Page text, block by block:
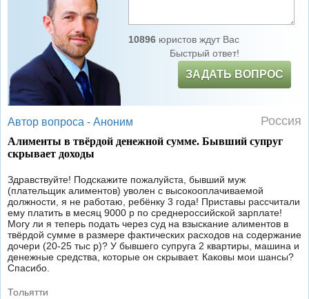
10896юристов ждут Вас
Быстрый ответ!
ЗАДАТЬ ВОПРОС
Автор вопроса - Аноним Россия
Алименты в твёрдой денежной сумме. Бывший супруг
скрывает доходы
Здравствуйте! Подскажите пожалуйста, бывший муж
(плательщик алиментов) уволен с высокооплачиваемой
должности, я не работаю, ребёнку 3 года! Приставы рассчитали
ему платить в месяц 9000 р по среднероссийской зарплате!
Могу ли я теперь подать через суд на взыскание алиментов в
твёрдой сумме в размере фактических расходов на содержание
дочери (20-25 тыс р)? У бывшего супруга 2 квартиры, машина и
денежные средства, которые он скрывает. Каковы мои шансы?
Спасибо.
Тольятти